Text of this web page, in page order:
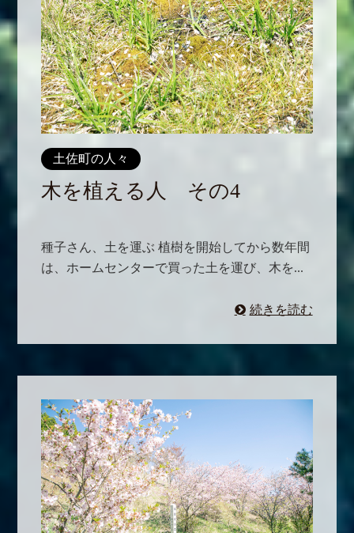
土佐町の人々
木を植える人 その4
種子さん、土を運ぶ 植樹を開始してから数年間
は、ホームセンターで買った土を運び、木を...
続きを読む